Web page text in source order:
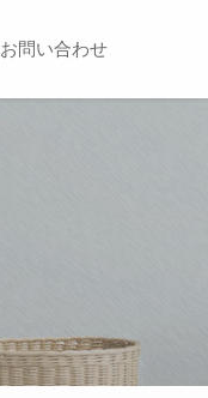
お問い合わせ